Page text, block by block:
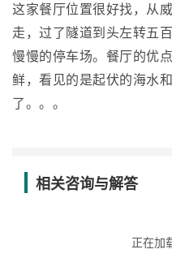
这家餐厅位置很好找，从
走，过了隧道到头左转五
慢慢的停车场。餐厅的优
鲜，看见的是起伏的海水
了。。。
相关咨询与解答
正在加